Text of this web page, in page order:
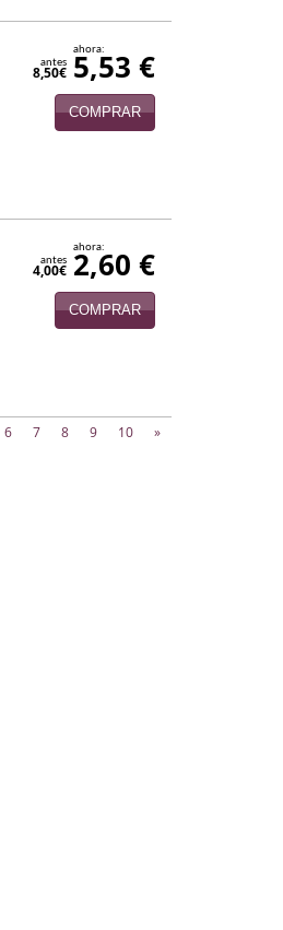
antes
8,50€
ahora:
5,53 €
COMPRAR
antes
4,00€
ahora:
2,60 €
COMPRAR
6 7 8 9 10 »